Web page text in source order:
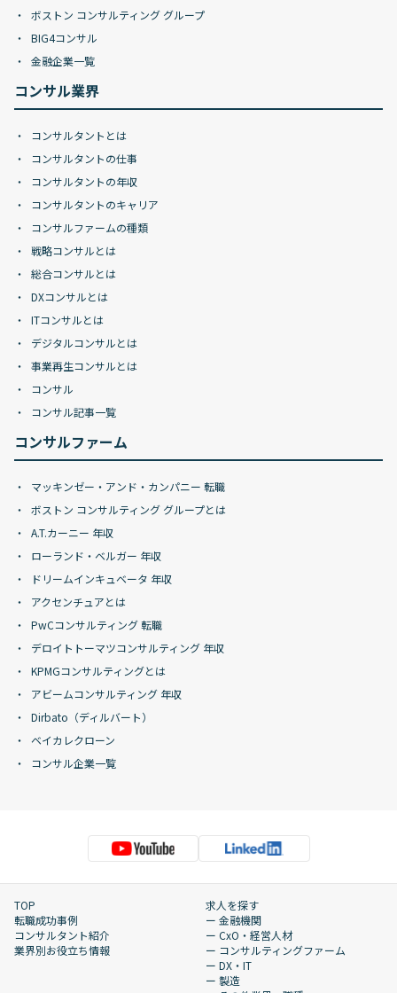
ボストン コンサルティング グループ
BIG4コンサル
金融企業一覧
コンサル業界
コンサルタントとは
コンサルタントの仕事
コンサルタントの年収
コンサルタントのキャリア
コンサルファームの種類
戦略コンサルとは
総合コンサルとは
DXコンサルとは
ITコンサルとは
デジタルコンサルとは
事業再生コンサルとは
コンサル
コンサル記事一覧
コンサルファーム
マッキンゼー・アンド・カンパニー 転職
ボストン コンサルティング グループとは
A.T.カーニー 年収
ローランド・ベルガー 年収
ドリームインキュベータ 年収
アクセンチュアとは
PwCコンサルティング 転職
デロイトトーマツコンサルティング 年収
KPMGコンサルティングとは
アビームコンサルティング 年収
Dirbato（ディルバート）
ベイカレクローン
コンサル企業一覧
TOP
転職成功事例
コンサルタント紹介
業界別お役立ち情報
求人を探す
ー 金融機関
ー CxO・経営人材
ー コンサルティングファーム
ー DX・IT
ー 製造